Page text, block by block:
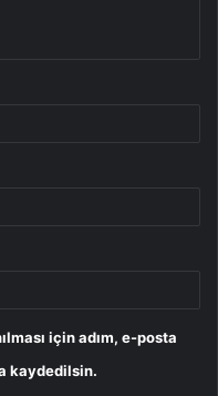
için adım, e-posta
kaydedilsin.